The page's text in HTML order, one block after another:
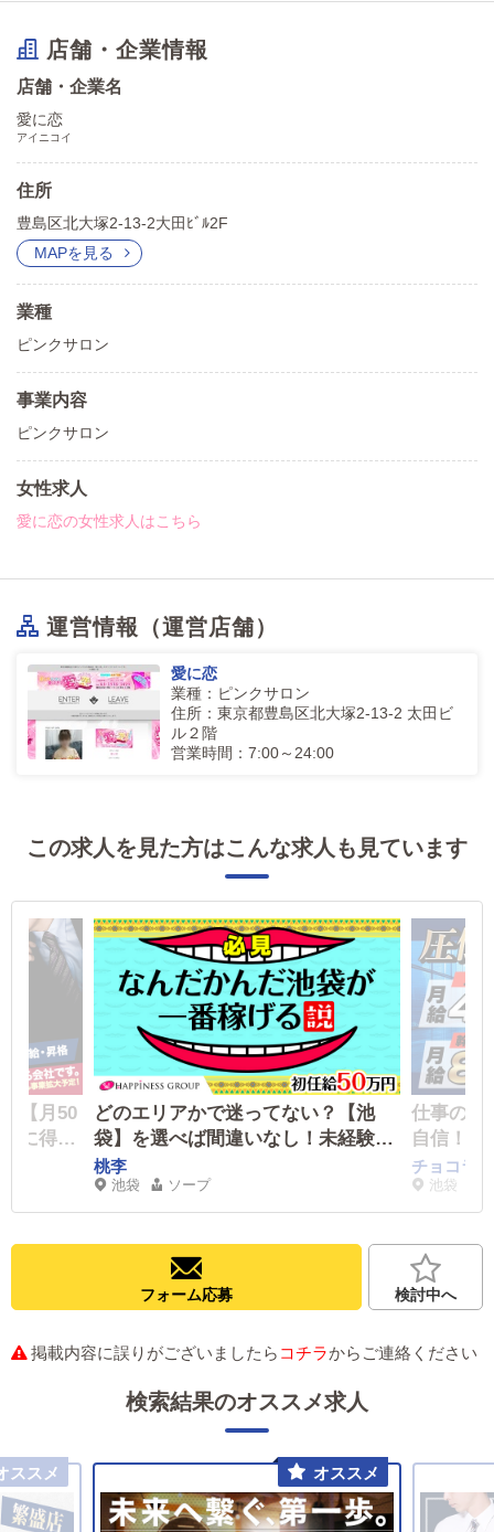
店舗・企業情報
店舗・企業名
愛に恋
アイニコイ
住所
豊島区北大塚2-13-2大田ﾋﾞﾙ2F
MAPを見る
業種
ピンクサロン
事業内容
ピンクサロン
女性求人
愛に恋の女性求人はこちら
運営情報（運営店舗）
愛に恋
業種：ピンクサロン
住所：東京都豊島区北大塚2-13-2 太田ビ
ル２階
営業時間：7:00～24:00
この求人を見た方はこんな求人も見ています
【月50
に得ら
どのエリアかで迷ってない？【池
袋】を選べば間違いなし！未経験で
も『50万円』スタート可！経験の有
無は関係なし！一般企業と変らない
待遇！社保完備/昇給随時/寮あり/各
種手当あり/ボーナス最大年4回
桃李
池袋 ソープ
仕事の楽
自信！社
～ ポス
昇格も随
チョコラブ
池袋
フォーム応募 検討中へ
掲載内容に誤りがございましたら コチラからご連絡ください
検索結果のオススメ求人